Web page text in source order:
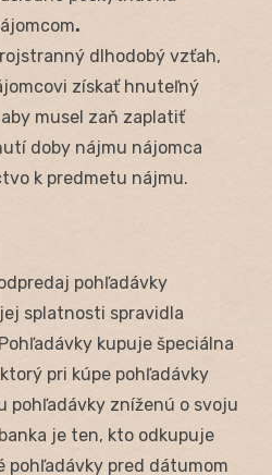
.
dlhodobý vzťah,
získať hnuteľný
musel zaň zaplatiť
doby nájmu nájomca
k predmetu nájmu.
pohľadávky
splatnosti spravidla
kupuje špeciálna
pri kúpe pohľadávky
pohľadávky zníženú o svoju
je ten, kto odkupuje
pohľadávky pred dátumom